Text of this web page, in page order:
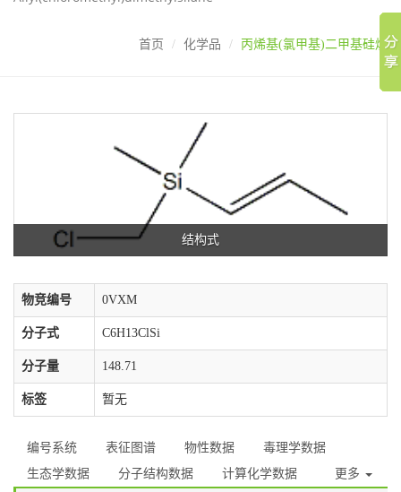
首页 化学品 丙烯基(氯甲基)二甲基硅烷
结构式
物竞编号 0VXM
分子式 C6H13ClSi
分子量 148.71
标签 暂无
编号系统 表征图谱 物性数据
毒理学数据
生态学数据
分子结构数据 计算化学数据 更多